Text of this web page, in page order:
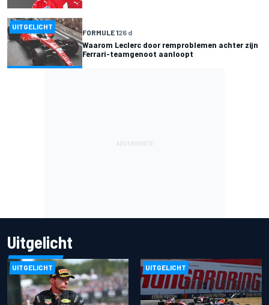
UITGELICHT
FORMULE 126 d
Waarom Leclerc door remproblemen achter zijn
Ferrari-teamgenoot aanloopt
Uitgelicht
UITGELICHT UITGELICHT